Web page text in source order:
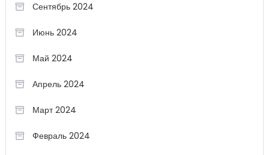
Сентябрь 2024
Июнь 2024
Май 2024
Апрель 2024
Март 2024
Февраль 2024